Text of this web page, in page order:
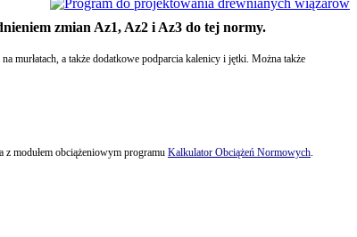
zmian Az1, Az2 i Az3 do tej normy.
murłatach, a także dodatkowe podparcia kalenicy i jętki. Można także
modułem obciążeniowym programu Kalkulator Obciążeń Normowych.